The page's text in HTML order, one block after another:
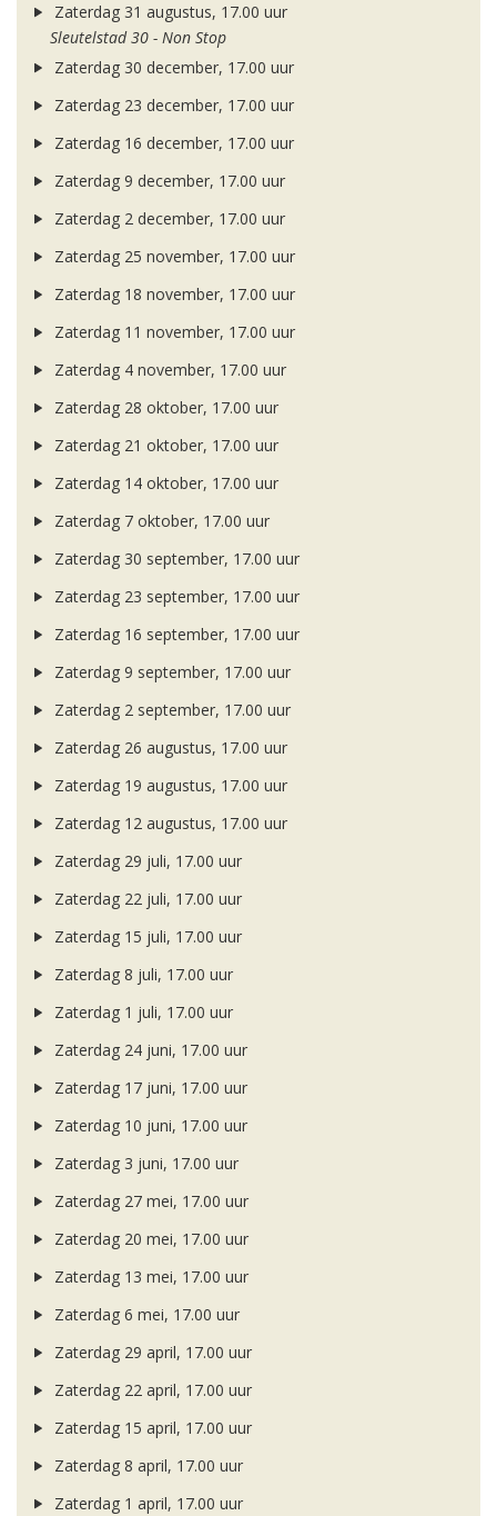
Zaterdag 31 augustus, 17.00 uur
Sleutelstad 30 - Non Stop
Zaterdag 30 december, 17.00 uur
Zaterdag 23 december, 17.00 uur
Zaterdag 16 december, 17.00 uur
Zaterdag 9 december, 17.00 uur
Zaterdag 2 december, 17.00 uur
Zaterdag 25 november, 17.00 uur
Zaterdag 18 november, 17.00 uur
Zaterdag 11 november, 17.00 uur
Zaterdag 4 november, 17.00 uur
Zaterdag 28 oktober, 17.00 uur
Zaterdag 21 oktober, 17.00 uur
Zaterdag 14 oktober, 17.00 uur
Zaterdag 7 oktober, 17.00 uur
Zaterdag 30 september, 17.00 uur
Zaterdag 23 september, 17.00 uur
Zaterdag 16 september, 17.00 uur
Zaterdag 9 september, 17.00 uur
Zaterdag 2 september, 17.00 uur
Zaterdag 26 augustus, 17.00 uur
Zaterdag 19 augustus, 17.00 uur
Zaterdag 12 augustus, 17.00 uur
Zaterdag 29 juli, 17.00 uur
Zaterdag 22 juli, 17.00 uur
Zaterdag 15 juli, 17.00 uur
Zaterdag 8 juli, 17.00 uur
Zaterdag 1 juli, 17.00 uur
Zaterdag 24 juni, 17.00 uur
Zaterdag 17 juni, 17.00 uur
Zaterdag 10 juni, 17.00 uur
Zaterdag 3 juni, 17.00 uur
Zaterdag 27 mei, 17.00 uur
Zaterdag 20 mei, 17.00 uur
Zaterdag 13 mei, 17.00 uur
Zaterdag 6 mei, 17.00 uur
Zaterdag 29 april, 17.00 uur
Zaterdag 22 april, 17.00 uur
Zaterdag 15 april, 17.00 uur
Zaterdag 8 april, 17.00 uur
Zaterdag 1 april, 17.00 uur